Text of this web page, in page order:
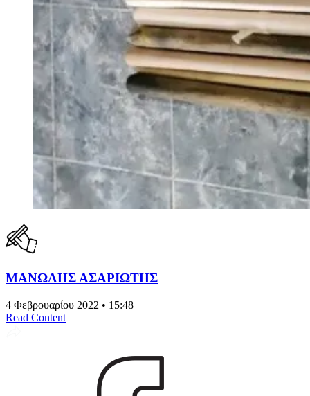
ΜΑΝΩΛΗΣ ΑΣΑΡΙΩΤΗΣ
4 Φεβρουαρίου 2022 • 15:48
Read Content